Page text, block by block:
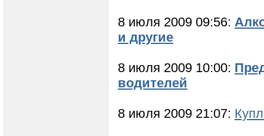
8 июля 2009 09:56:
и другие
8 июля 2009 10:00:
водителей
8 июля 2009 21:07: